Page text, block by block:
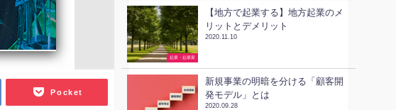
Pocket
起業・起業家
【地方で起業する】地方起業のメ
リットとデメリット
2020.11.10
新規事業の明暗を分ける「顧客開
発モデル」とは
2020.09.28